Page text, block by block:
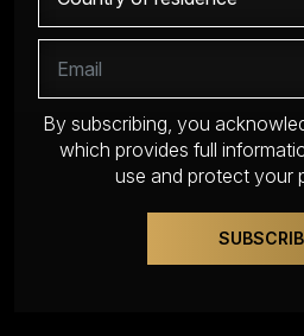
By subscribing, you
which provides full
use and protect your